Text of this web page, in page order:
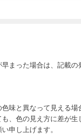
まった場合は、記載
味と異なって見える場
、色の見え方に差が
申し上げます。